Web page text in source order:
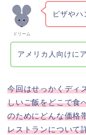
ドリーム
ピザや
アメリカ人向けに
今回はせっかくディ
しいご飯をどこで食
のためにどんな価格
レストランについて